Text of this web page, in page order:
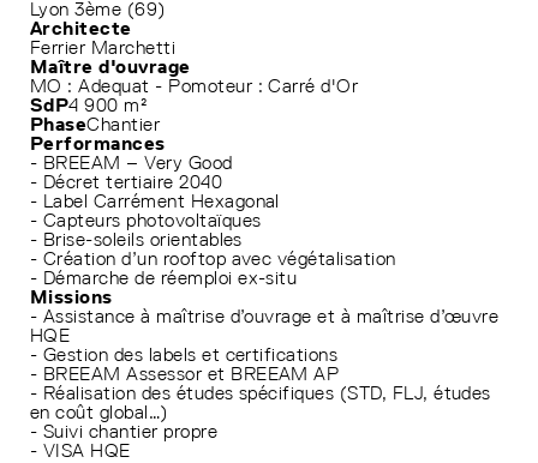
Lyon 3ème (69)
Architecte
Ferrier Marchetti
Maître d'ouvrage
MO : Adequat - Pomoteur : Carré d'Or
SdP4 900 m²
PhaseChantier
Performances
- BREEAM – Very Good
- Décret tertiaire 2040
- Label Carrément Hexagonal
- Capteurs photovoltaïques
- Brise-soleils orientables
- Création d’un rooftop avec végétalisation
- Démarche de réemploi ex-situ
Missions
- Assistance à maîtrise d’ouvrage et à maîtrise d’œuvre
HQE
- Gestion des labels et certifications
- BREEAM Assessor et BREEAM AP
- Réalisation des études spécifiques (STD, FLJ, études
en coût global…)
- Suivi chantier propre
- VISA HQE